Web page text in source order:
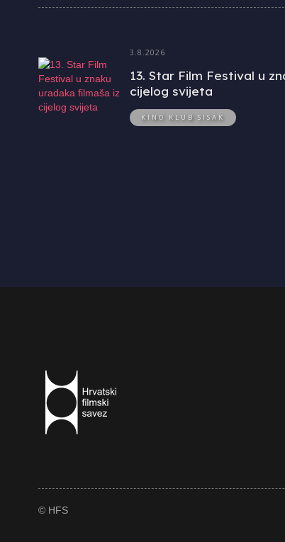
3.8.2026
13. Star Film Festival u
cijelog svijeta
KINO KLUB SISAK
© HFS